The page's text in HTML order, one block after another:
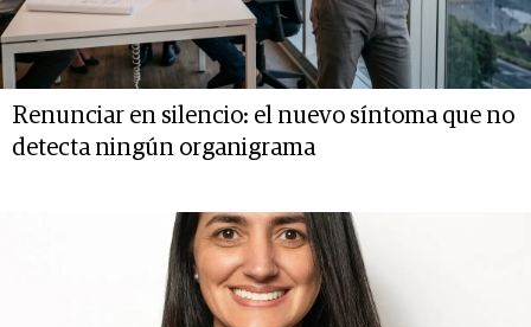
Renunciar en silencio: el nuevo síntoma que no
detecta ningún organigrama